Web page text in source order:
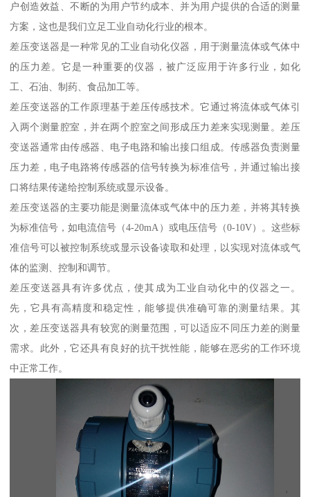
户创造效益、不断的为用户节约成本、并为用户提供的合适的测量
方案，这也是我们立足工业自动化行业的根本。
差压变送器是一种常见的工业自动化仪器，用于测量流体或气体中
的压力差。它是一种重要的仪器，被广泛应用于许多行业，如化
工、石油、制药、食品加工等。
差压变送器的工作原理基于差压传感技术。它通过将流体或气体引
入两个测量腔室，并在两个腔室之间形成压力差来实现测量。差压
变送器通常由传感器、电子电路和输出接口组成。传感器负责测量
压力差，电子电路将传感器的信号转换为标准信号，并通过输出接
口将结果传递给控制系统或显示设备。
差压变送器的主要功能是测量流体或气体中的压力差，并将其转换
为标准信号，如电流信号（4-20mA）或电压信号（0-10V）。这些标
准信号可以被控制系统或显示设备读取和处理，以实现对流体或气
体的监测、控制和调节。
差压变送器具有许多优点，使其成为工业自动化中的仪器之一。
先，它具有高精度和稳定性，能够提供准确可靠的测量结果。其
次，差压变送器具有较宽的测量范围，可以适应不同压力差的测量
需求。此外，它还具有良好的抗干扰性能，能够在恶劣的工作环境
中正常工作。